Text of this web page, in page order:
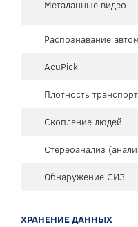
Метаданные видео
Распознавание
AcuPick
Плотность
Скопление людей
Стереоанализ
Обнаружение СИЗ
ХРАНЕНИЕ ДАННЫХ